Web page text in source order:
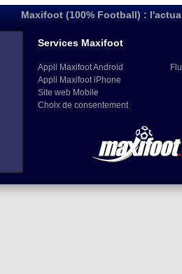
Maxifoot (100% Football) :
Services Maxifoot
Appli Maxifoot Android
Appli Maxifoot iPhone
Site web Mobile
Choix de consentement